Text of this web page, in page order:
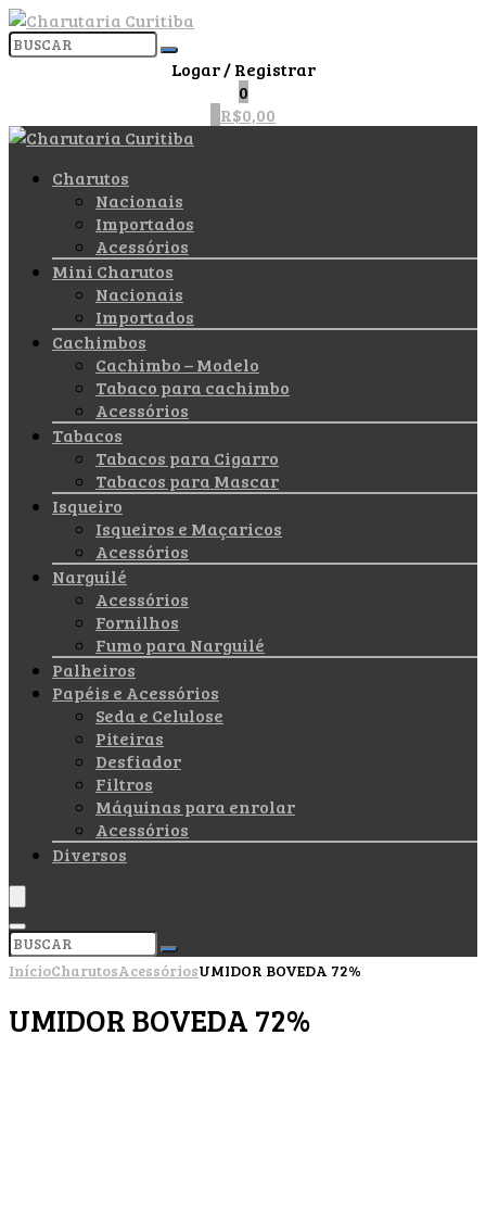
Logar / Registrar
0
R$0,00
Charutos
Nacionais
Importados
Acessórios
Mini Charutos
Nacionais
Importados
Cachimbos
Cachimbo – Modelo
Tabaco para cachimbo
Acessórios
Tabacos
Tabacos para Cigarro
Tabacos para Mascar
Isqueiro
Isqueiros e Maçaricos
Acessórios
Narguilé
Acessórios
Fornilhos
Fumo para Narguilé
Palheiros
Papéis e Acessórios
Seda e Celulose
Piteiras
Desfiador
Filtros
Máquinas para enrolar
Acessórios
Diversos
InícioCharutosAcessóriosUMIDOR BOVEDA 72%
UMIDOR BOVEDA 72%